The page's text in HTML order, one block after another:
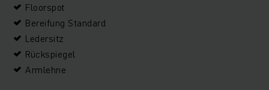
Floorspot
Bereifung Standard
Ledersitz
Rückspiegel
Armlehne